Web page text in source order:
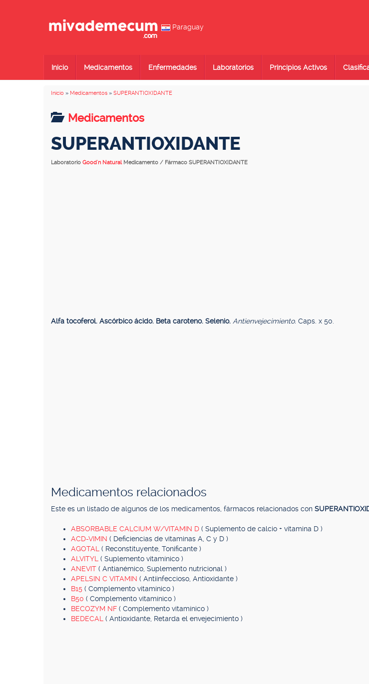
Paraguay
Inicio Medicamentos Enfermedades Laboratorios Principios Activos
Inicio » Medicamentos » SUPERANTIOXIDANTE
Medicamentos
SUPERANTIOXIDANTE
Laboratorio Good'n Natural Medicamento / Fármaco SUPERANTIOXIDANTE
Alfa tocoferol. Ascórbico ácido. Beta caroteno. Selenio. Antienvejecimiento. Caps. x 50.
Medicamentos relacionados
Este es un listado de algunos de los medicamentos, fármacos relacionados con
ABSORBABLE CALCIUM W/VITAMIN D ( Suplemento de calcio + vitamina D )
ACD-VIMIN ( Deficiencias de vitaminas A, C y D )
AGOTAL ( Reconstituyente, Tonificante )
ALVITYL ( Suplemento vitamínico )
ANEVIT ( Antianémico, Suplemento nutricional )
APELSIN C VITAMIN ( Antiinfeccioso, Antioxidante )
B15 ( Complemento vitamínico )
B50 ( Complemento vitamínico )
BECOZYM NF ( Complemento vitamínico )
BEDECAL ( Antioxidante, Retarda el envejecimiento )